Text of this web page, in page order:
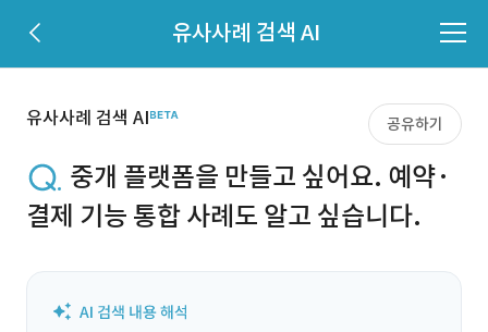
유사사례 검색 AI
유사사례 검색 AI 공유하기
중개 플랫폼을 만들고 싶어요. 예약·
결제 기능 통합 사례도 알고 싶습니다.